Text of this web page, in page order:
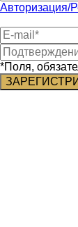
Авторизация/
*Поля,